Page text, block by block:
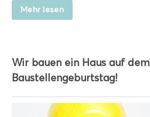
Mehr lesen
Wir bauen ein Haus auf dem
Baustellengeburtstag!